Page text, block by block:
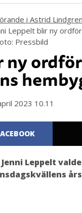
Leppelt blir ny
Pressbild
ny
2023 10.11
Leppelt